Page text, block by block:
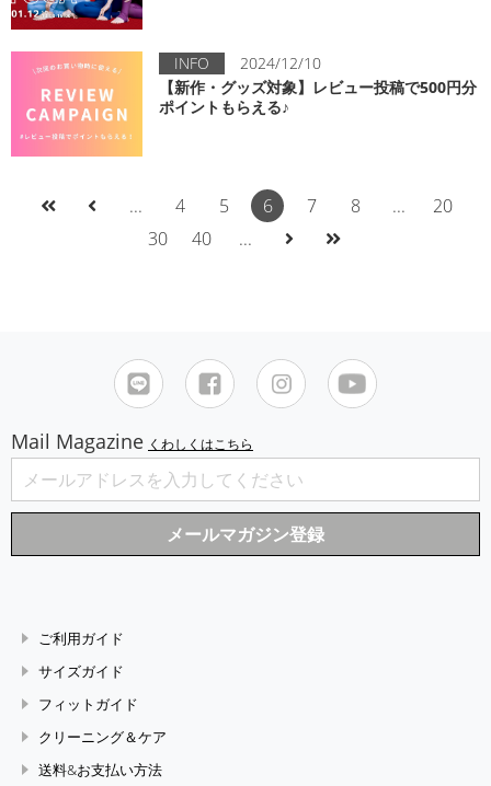
INFO
2024/12/10
【新作・グッズ対象】レビュー投稿で500円分
ポイントもらえる♪
... 4 5 6 7 8 ...
20
30
40 ...
Mail Magazine くわしくはこちら
ご利用ガイド
サイズガイド
フィットガイド
クリーニング＆ケア
送料&お支払い方法